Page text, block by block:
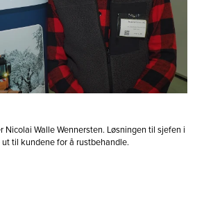
Nicolai Walle Wennersten. Løsningen til sjefen i
til kundene for å rustbehandle.